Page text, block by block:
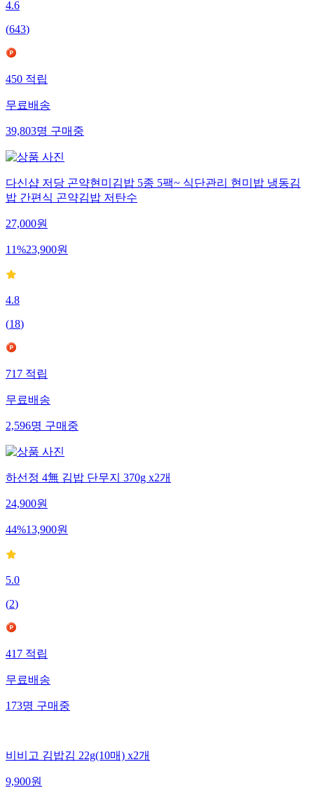
4.6
(643)
450적립
무료배송
39,803명구매중
다신샵 저당 곤약현미김밥 5종 5팩~ 식단관리 현미밥 냉동김
밥 간편식 곤약김밥 저탄수
27,000원
11%23,900원
4.8
(18)
717적립
무료배송
2,596명구매중
하선정 4無 김밥 단무지 370g x2개
24,900원
44%13,900원
5.0
(2)
417적립
무료배송
173명구매중
비비고 김밥김 22g(10매) x2개
9,900원